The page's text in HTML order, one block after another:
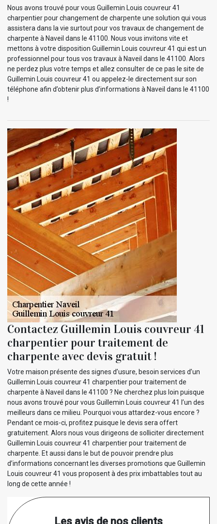
Nous avons trouvé pour vous Guillemin Louis couvreur 41
charpentier pour changement de charpente une solution qui vous
assistera dans la vie surtout pour vos travaux de changement de
charpente à Naveil dans le 41100. Nous vous invitons vite et
mettons à votre disposition Guillemin Louis couvreur 41 qui est un
professionnel pour tous vos travaux à Naveil dans le 41100. Alors
ne perdez plus votre temps et allez consulter de ce pas le site de
Guillemin Louis couvreur 41 ou appelez-le directement sur son
téléphone afin d’obtenir plus d’informations à Naveil dans le 41100
!
Contactez Guillemin Louis couvreur 41
charpentier pour traitement de
charpente avec devis gratuit !
Votre maison présente des signes d’usure, besoin services d’un
Guillemin Louis couvreur 41 charpentier pour traitement de
charpente à Naveil dans le 41100 ? Ne cherchez plus loin puisque
nous avons trouvé pour vous Guillemin Louis couvreur 41 l’un des
meilleurs dans ce milieu. Pourquoi vous attardez-vous encore ?
Pendant ce mois-ci, profitez puisque le devis sera offert
gratuitement. Alors nous vous dirigeons de solliciter directement
Guillemin Louis couvreur 41 charpentier pour traitement de
charpente. Et aussi dans le but de pouvoir prendre plus
d’informations concernant les diverses promotions que Guillemin
Louis couvreur 41 vous proposent à des prix imbattables tout au
long de cette année !
Les avis de nos clients